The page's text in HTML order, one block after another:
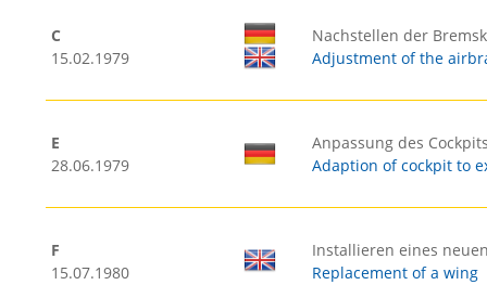
C
15.02.1979
Nachstellen der
Adjustment of the
E
28.06.1979
Anpassung des
Adaption of cockpit to
F
15.07.1980
Installieren eines
Replacement of a wing